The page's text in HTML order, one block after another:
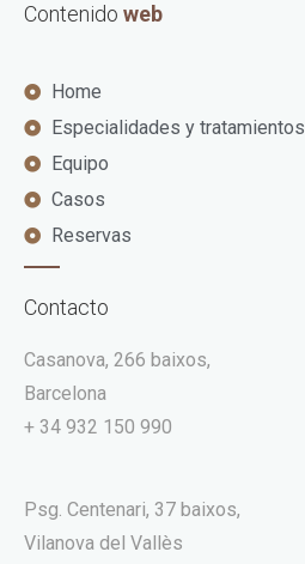
Contenido web
Home
Especialidades y tratamientos
Equipo
Casos
Reservas
Contacto
Casanova, 266 baixos,
Barcelona
+ 34 932 150 990
Psg. Centenari, 37 baixos,
Vilanova del Vallès